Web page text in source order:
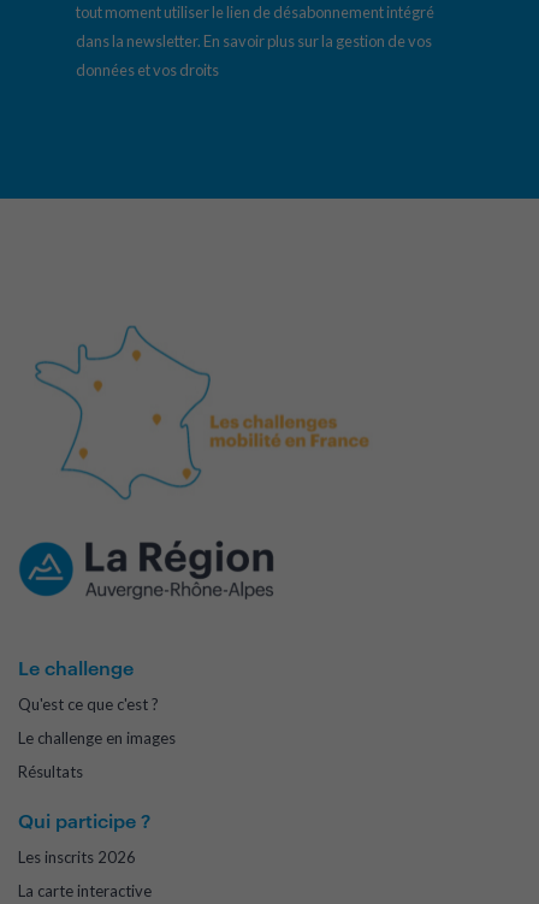
tout moment utiliser le lien de désabonnement intégré
dans la newsletter. En savoir plus sur la gestion de vos
données et vos droits
Le challenge
Qu'est ce que c'est ?
Le challenge en images
Résultats
Qui participe ?
Les inscrits 2026
La carte interactive